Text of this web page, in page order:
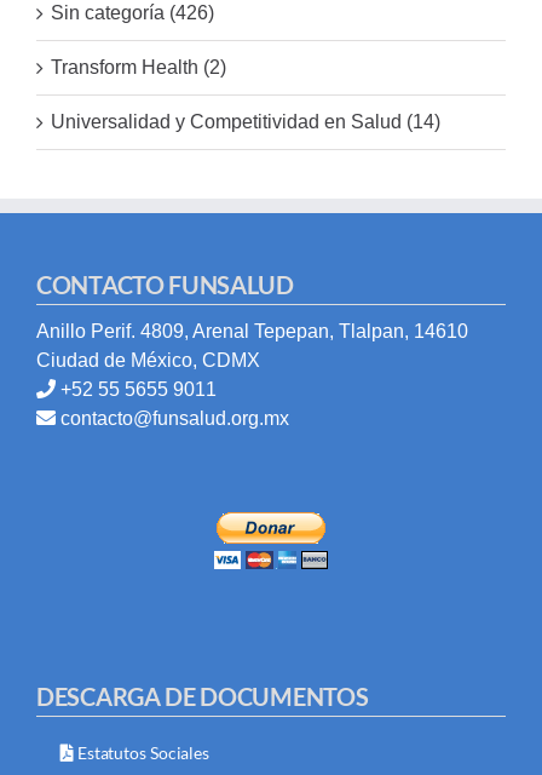
Sin categoría (426)
Transform Health (2)
Universalidad y Competitividad en Salud (14)
CONTACTO FUNSALUD
Anillo Perif. 4809, Arenal Tepepan, Tlalpan, 14610
Ciudad de México, CDMX
+52 55 5655 9011
contacto@funsalud.org.mx
DESCARGA DE DOCUMENTOS
Estatutos Sociales